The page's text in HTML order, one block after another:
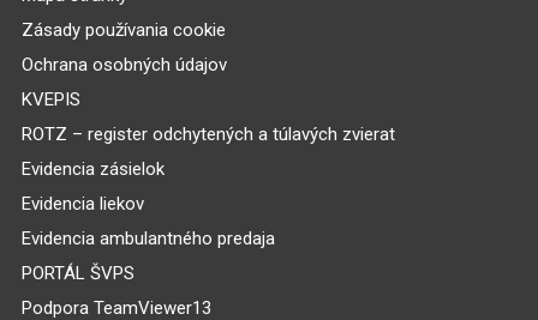
Zásady používania cookie
Ochrana osobných údajov
KVEPIS
ROTZ – register odchytených a túlavých zvierat
Evidencia zásielok
Evidencia liekov
Evidencia ambulantného predaja
PORTÁL ŠVPS
Podpora TeamViewer13